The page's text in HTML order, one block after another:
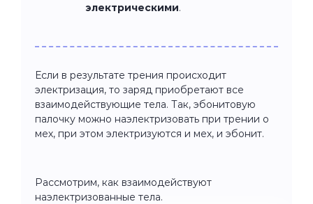
электрическими.
Если в результате трения происходит
электризация, то заряд приобретают все
взаимодействующие тела. Так, эбонитовую
палочку можно наэлектризовать при трении о
мех, при этом электризуются и мех, и эбонит.
Рассмотрим, как взаимодействуют
наэлектризованные тела.